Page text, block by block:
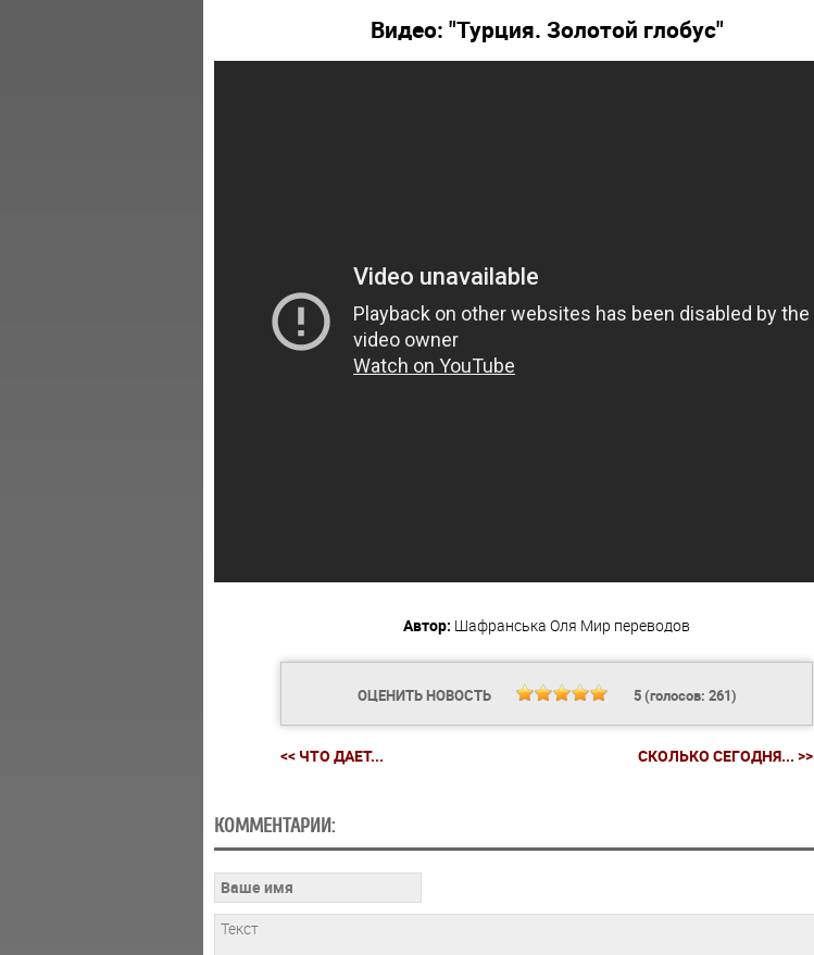
Видео: "Турция. Золотой глобус"
Автор: Шафранська Оля Мир переводов
ОЦЕНИТЬ НОВОСТЬ 5(голосов: 261)
<< ЧТО ДАЕТ... СКОЛЬКО СЕГОДНЯ... >>
КОММЕНТАРИИ: